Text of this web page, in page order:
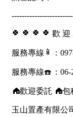
花蓮縣
3樓
5~10樓